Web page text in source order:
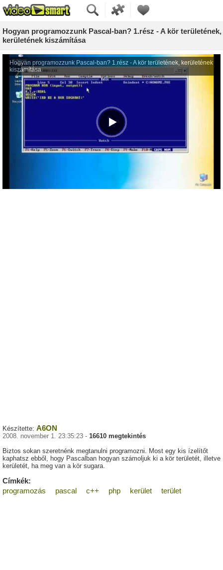
Hogyan programozzunk Pascal-ban? 1.rész - A kör területének,
kerületének kiszámítása
Készítette: A6ON
2008. november 1. 23:35:23 - 16610 megtekintés
Biztos sokan szeretnénk megtanulni programozni. Most egy kis ízelítőt
kaphatsz ebből, hogy Pascalban hogyan számoljuk ki a kör területét, illetve
kerületét, ha meg van a kör sugara.
Címkék:
programozás
pascal c++ php kerület terület